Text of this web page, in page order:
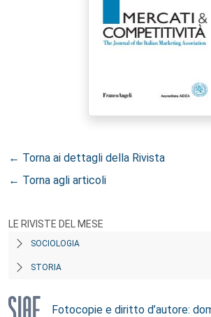
← Torna ai dettagli della Rivista
← Torna agli articoli
LE RIVISTE DEL MESE
SOCIOLOGIA
STORIA
Fotocopie e diritto d’autore: